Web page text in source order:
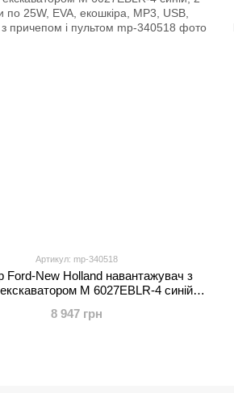
Артикул: mp-340518
Ford-New Holland навантажувач з
M 6027EBLR-4 синій, 2
з причепом і пультом
8 947 грн